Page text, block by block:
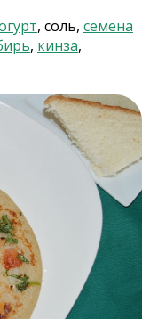
, соль, семена
, кинза,